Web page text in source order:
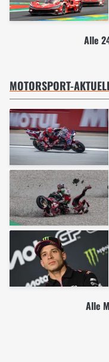
Alle
MOTORSPORT-
Alle